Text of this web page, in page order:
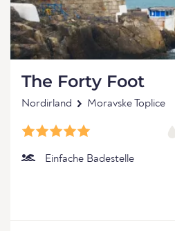
The Forty Foot
Nordirland Moravske Toplice
Einfache Badestelle